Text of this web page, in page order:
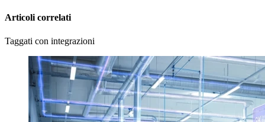
Articoli correlati
Taggati con integrazioni